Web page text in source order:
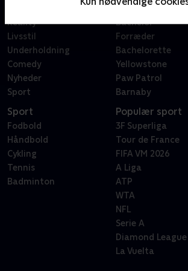
Reality
Livsstil
Underholdning
Comedy
Nyheder
Sport
X Factor
Bachelor
Forræder
Bachelorette
Yellowstone
Paw Patrol
Barnaby
Sport
Fodbold
Håndbold
Cykling
Tennis
Badminton
Populær sport
3F Superliga
Tour de France
FIFA VM 2026
A Liga
ATP
WTA
NFL
Serie A
Diamond League
La Vuelta